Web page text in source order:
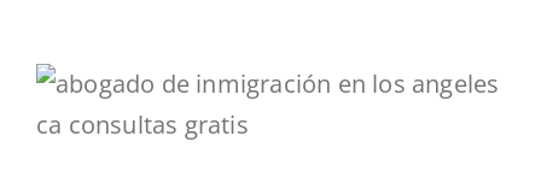
Videos
View
Larger